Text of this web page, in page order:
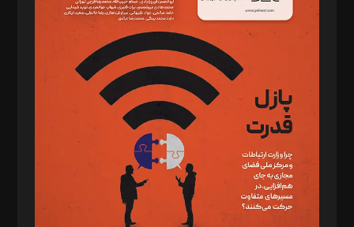
د‌بیر حقوق فناوری: حسام‌الدین ایپکچی
د‌بیر پیوست جهان: مینا پاکدل
د‌بیر تحریریه آنلاین: بابک نقاش
تحریریه‌: مجتبی محمود‌ی، آرش برهمند، یسنا امان‌پور، سروش کرمیان،
مصطفی مسجدی آرانی، ابوالفضل رجبی، زهرا فکرانه، فائزه فتحی
رستمی،مصطفی باستان
ویرایش: نگار استاد‌‌آقا
طراح یونیفرم: مجید توکلی
فیلمبرداری و عکاسی: امیر شفیعی، مانی لطفی زاده
گرافیک و صفحه‌آرایی: سید‌سبحان‌علی ثابت